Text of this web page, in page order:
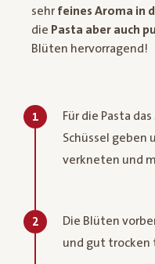
sehr feines Aroma in
die Pasta aber auch
Blüten hervorragend!
1
Für die Pasta
Schüssel geben
verkneten und
2
Die Blüten
und gut trocken